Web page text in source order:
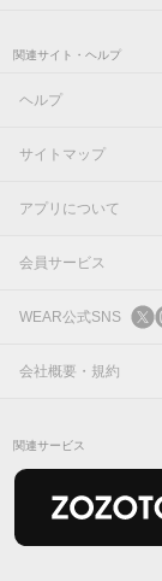
関連サイト・ヘルプ
ヘルプ
サイトマップ
アプリについて
会員サービス
ログイン
新規会員登録
WEAR公式SNS
X
会社概要・規約
関連サービス